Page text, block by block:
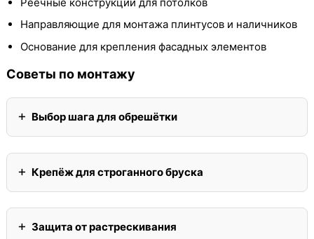
Направляющие для монтажа плинтусов и наличников
Основание для крепления фасадных элементов
Советы по монтажу
Выбор шага для обрешётки
Крепёж для строганного бруска
Защита от растрескивания